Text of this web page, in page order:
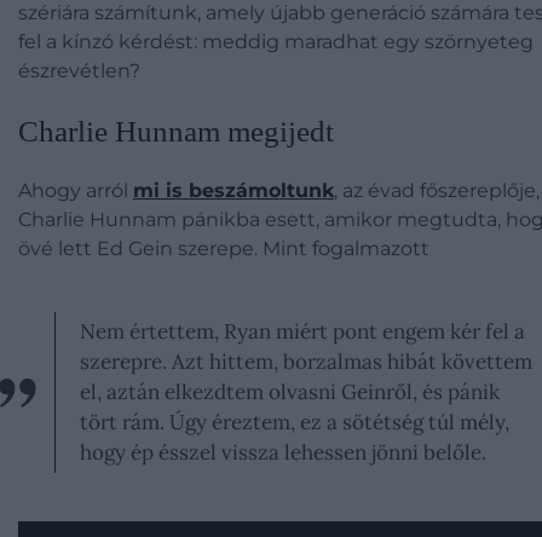
szériára számítunk, amely újabb generáció számára
fel a kínzó kérdést: meddig maradhat egy szörnyeteg
észrevétlen?
Charlie Hunnam megijedt
Ahogy arról mi is beszámoltunk, az évad főszereplője,
Charlie Hunnam pánikba esett, amikor megtudta,
övé lett Ed Gein szerepe. Mint fogalmazott
Nem értettem, Ryan miért pont engem kér fel a
szerepre. Azt hittem, borzalmas hibát követtem
el, aztán elkezdtem olvasni Geinről, és pánik
tört rám. Úgy éreztem, ez a sötétség túl mély,
hogy ép ésszel vissza lehessen jönni belőle.